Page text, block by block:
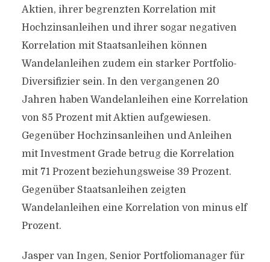
Aktien, ihrer begrenzten Korrelation mit
Hochzinsanleihen und ihrer sogar negativen
Korrelation mit Staatsanleihen können
Wandelanleihen zudem ein starker Portfolio-
Diversifizier sein. In den vergangenen 20
Jahren haben Wandelanleihen eine Korrelation
von 85 Prozent mit Aktien aufgewiesen.
Gegenüber Hochzinsanleihen und Anleihen
mit Investment Grade betrug die Korrelation
mit 71 Prozent beziehungsweise 39 Prozent.
Gegenüber Staatsanleihen zeigten
Wandelanleihen eine Korrelation von minus elf
Prozent.
Jasper van Ingen, Senior Portfoliomanager für